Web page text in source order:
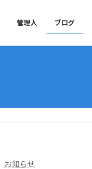
管理人 ブログ
お知らせ